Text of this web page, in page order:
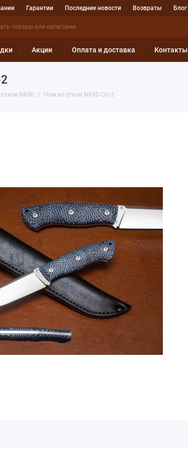
Гарантии Последние новости Возвраты Блог
Акции Оплата и доставка Контакты
N690 Нож из стали N690 СН-2